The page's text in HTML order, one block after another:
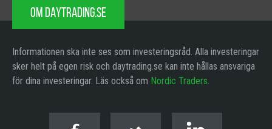
OM DAYTRADING.SE
Informationen ska inte ses som investeringsråd. Alla investeringar
sker helt på egen risk och daytrading.se kan inte hållas ansvariga
för dina investeringar. Läs också om Nordic Traders.